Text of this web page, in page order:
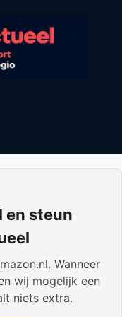
en steun
Wanneer
wij mogelijk een
niets extra.